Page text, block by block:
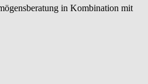
in Kombination mit
innovativer Veranlagungslösungen
in der Betreuung vermögender